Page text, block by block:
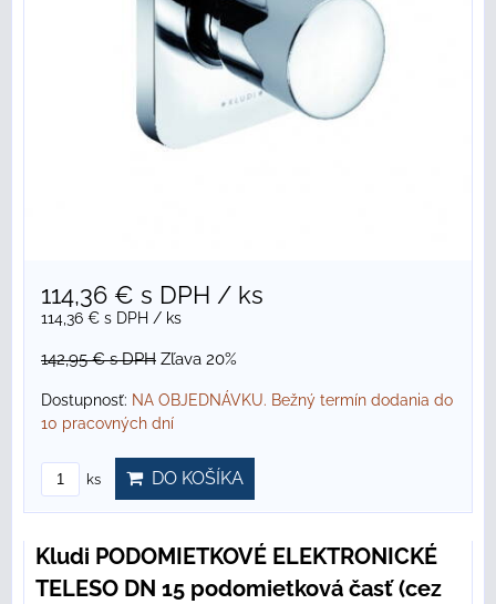
114,36 € s DPH / ks
114,36 € s DPH / ks
142,95 €s DPH Zľava 20%
Dostupnosť: NA OBJEDNÁVKU. Bežný termín dodania do
10 pracovných dní
ks DO KOŠÍKA
Kludi PODOMIETKOVÉ ELEKTRONICKÉ
TELESO DN 15 podomietková časť (cez